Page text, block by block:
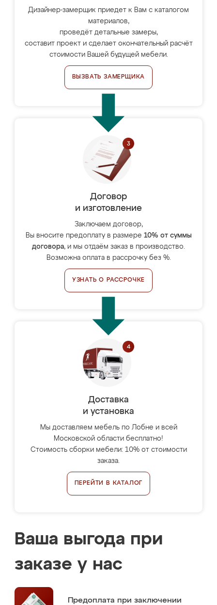
Дизайнер-замерщик приедет к Вам с каталогом
материалов,
проведёт детальные замеры,
составит проект и сделает окончательный расчёт
стоимости Вашей будущей мебели.
ВЫЗВАТЬ ЗАМЕРЩИКА
Договор
и изготовление
Заключаем договор,
Вы вносите предоплату в размере 10% от суммы
договора, и мы отдаём заказ в производство.
Возможна оплата в рассрочку без %.
УЗНАТЬ О РАССРОЧКЕ
Доставка
и установка
Мы доставляем мебель по Лобне и всей
Московской области бесплатно!
Стоимость сборки мебели: 10% от стоимости
заказа.
ПЕРЕЙТИ В КАТАЛОГ
Ваша выгода при
заказе у нас
Предоплата при заключении